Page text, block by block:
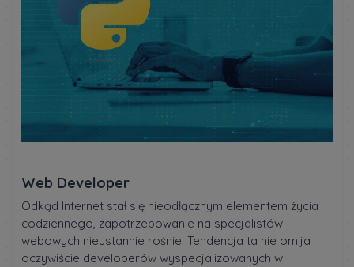
Web Developer
Odkąd Internet stał się nieodłącznym elementem życia
codziennego, zapotrzebowanie na specjalistów
webowych nieustannie rośnie. Tendencja ta nie omija
oczywiście developerów wyspecjalizowanych w